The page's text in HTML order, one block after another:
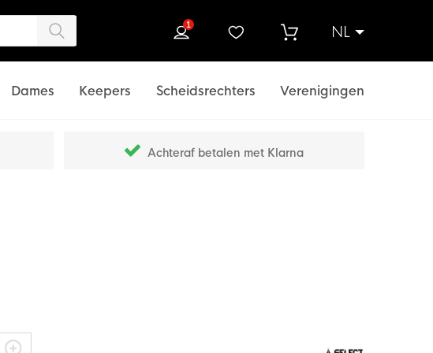
NL
1
Dames Keepers Scheidsrechters Verenigingen
Achteraf betalen met Klarna